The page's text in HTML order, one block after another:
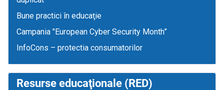
Bune practici în educaţie
Campania "European Cyber Security Month”
InfoCons – protectia consumatorilor
Resurse educaţionale (RED)